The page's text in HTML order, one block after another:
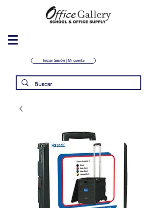
Iniciar Sesión | Mi cuenta